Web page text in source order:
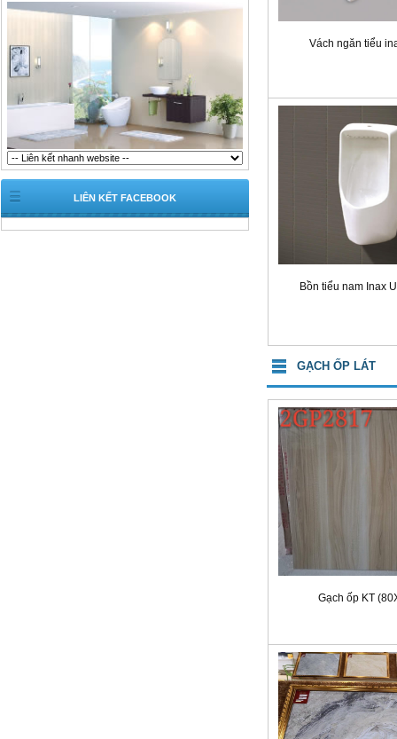
LIÊN KẾT FACEBOOK
Vách ngăn tiểu
Bồn tiểu nam Inax
GẠCH ỐP LÁT
Gạch ốp KT